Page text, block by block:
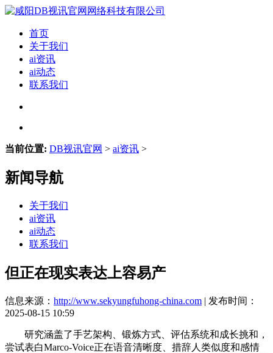
首页
关于我们
ai资讯
ai动态
联系我们
当前位置: DB视讯官网 > ai资讯 >
新闻导航
关于我们
ai资讯
ai动态
联系我们
但正在现实表达上容易产
信息来源： http://www.sekyungfuhong-china.com | 发布时间：
2025-08-15 10:59
研究涵盖了手艺架构、锻炼方式、评估系统和成长挑和，
尝试表白Marco-Voice正在语音清晰度、措辞人类似度和感情